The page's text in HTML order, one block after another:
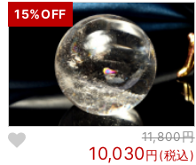
15%OFF
11,800円
10,030円(税込)